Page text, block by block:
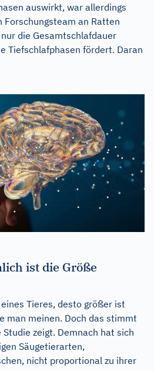
auswirkt, war allerdings
Forschungsteam an Ratten
die Gesamtschlafdauer
Tiefschlafphasen fördert. Daran
ist die Größe
Tieres, desto größer ist
man meinen. Doch das stimmt
zeigt. Demnach hat sich
Säugetierarten,
nicht proportional zu ihrer